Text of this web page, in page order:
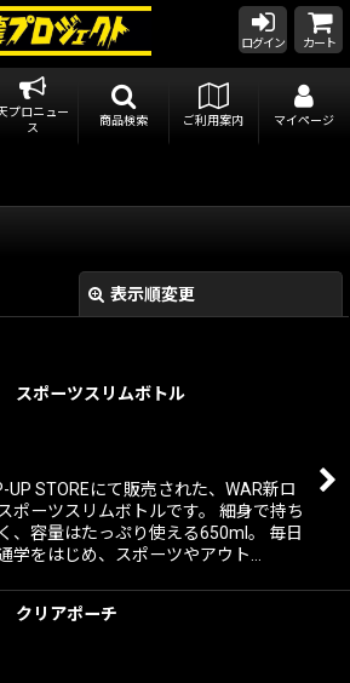
ログイン カート
プロニュー
ス
商品検索 ご利用案内 マイページ
表示順変更
絞り込む
スポーツスリムボトル
UP STOREにて販売された、WAR新ロ
ポーツスリムボトルです。 細身で持ち
、容量はたっぷり使える650ml。 毎日
学をはじめ、スポーツやアウト…
クリアポーチ